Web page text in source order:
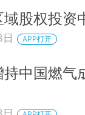
域股权投
APP打开
中国燃气